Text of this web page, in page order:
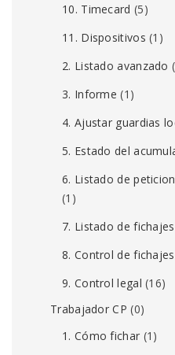
10. Timecard (5)
11. Dispositivos (1)
2. Listado avanzado
3. Informe (1)
4. Ajustar guardias
5. Estado del
6. Listado de
(1)
7. Listado de fichajes
8. Control de fichajes
9. Control legal (16)
Trabajador CP (0)
1. Cómo fichar (1)